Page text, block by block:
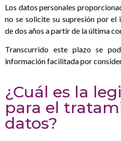
Los datos personales
no se solicite su supresión por el
de dos años a partir de la última
Transcurrido este plazo se
información facilitada por
¿Cuál es la
para el
datos?